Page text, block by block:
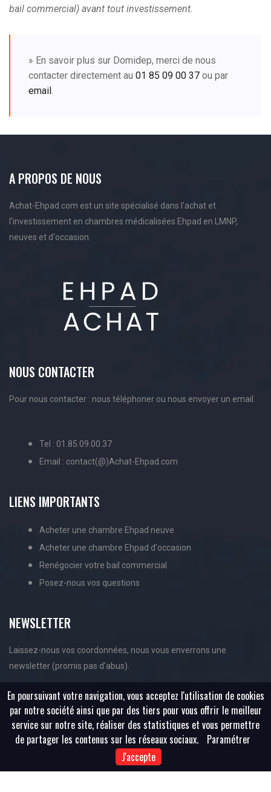
bail commercial) avant tout investissement.
» En savoir plus sur Domidep, merci de nous
contacter directement au 01 85 09 00 37 ou par
email
A PROPOS DE NOUS
Achat-Ehpad.com est un site spécialisé dans l'achat et
l'investissement en chambres médicalisées Ehpad en LMNP,
neuves et d'occasion.
NOUS CONTACTER
Pour nous contacter : nous téléphoner ou nous envoyer un email.
Tel : 01.85.09.00.37
Email : contact(@)Achat-Ehpad.com
LIENS IMPORTANTS
Acheter une chambre Ehpad neuve
Acheter une chambre Ehpad d'occasion
Renégocier votre bail commercial
Posez-nous vos questions
NEWSLETTER
Laissez-nous vos coordonnées, nous vous enverrons une
newsletter (promis pas d'abus).
En poursuivant votre navigation, vous acceptez l'utilisation de cookies
par notre société ainsi que par des tiers pour vous offrir le meilleur
service sur notre site, réaliser des statistiques et vous permettre
de partager les contenus sur les réseaux sociaux.
Paramétrer
J'accepte